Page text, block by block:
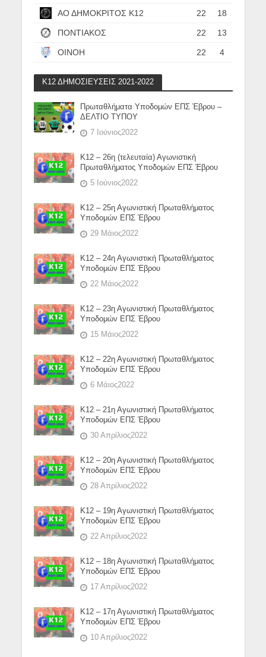
ΑΟ ΔΗΜΟΚΡΙΤΟΣ Κ12 22 18
ΠΟΝΤΙΑΚΟΣ 22 13
ΟΙΝΟΗ 22 4
Κ12 ΔΗΜΟΣΙΕΥΣΕΙΣ 2021-2022
Πρωταθλήματα Υποδομών ΕΠΣ Έβρου –
ΔΕΛΤΙΟ ΤΥΠΟΥ
7 Ιούνιος2022
Κ12 – 26η (τελευταία) Αγωνιστική
Πρωταθλήματος Υποδομών ΕΠΣ Έβρου
5 Ιούνιος2022
Κ12 – 25η Αγωνιστική Πρωταθλήματος
Υποδομών ΕΠΣ Έβρου
29 Μάιος2022
Κ12 – 24η Αγωνιστική Πρωταθλήματος
Υποδομών ΕΠΣ Έβρου
22 Μάιος2022
Κ12 – 23η Αγωνιστική Πρωταθλήματος
Υποδομών ΕΠΣ Έβρου
15 Μάιος2022
Κ12 – 22η Αγωνιστική Πρωταθλήματος
Υποδομών ΕΠΣ Έβρου
6 Μάιος2022
Κ12 – 21η Αγωνιστική Πρωταθλήματος
Υποδομών ΕΠΣ Έβρου
30 Απρίλιος2022
Κ12 – 20η Αγωνιστική Πρωταθλήματος
Υποδομών ΕΠΣ Έβρου
28 Απρίλιος2022
Κ12 – 19η Αγωνιστική Πρωταθλήματος
Υποδομών ΕΠΣ Έβρου
22 Απρίλιος2022
Κ12 – 18η Αγωνιστική Πρωταθλήματος
Υποδομών ΕΠΣ Έβρου
17 Απρίλιος2022
Κ12 – 17η Αγωνιστική Πρωταθλήματος
Υποδομών ΕΠΣ Έβρου
10 Απρίλιος2022